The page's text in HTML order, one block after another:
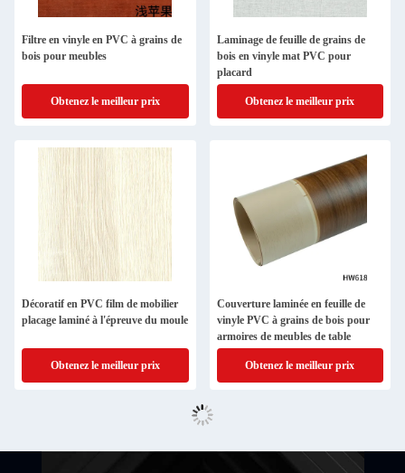
Filtre en vinyle en PVC à grains de
bois pour meubles
Obtenez le meilleur prix
Laminage de feuille de grains de
bois en vinyle mat PVC pour
placard
Obtenez le meilleur prix
Décoratif en PVC film de mobilier
placage laminé à l'épreuve du moule
Obtenez le meilleur prix
Couverture laminée en feuille de
vinyle PVC à grains de bois pour
armoires de meubles de table
Obtenez le meilleur prix